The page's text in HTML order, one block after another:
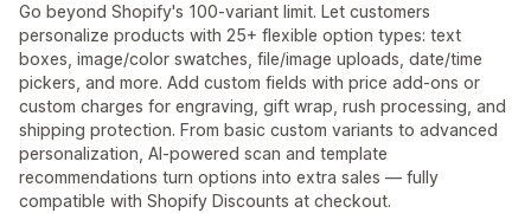
Go beyond Shopify's 100-variant limit. Let customers
personalize products with 25+ flexible option types: text
boxes, image/color swatches, file/image uploads, date/time
pickers, and more. Add custom fields with price add-ons or
custom charges for engraving, gift wrap, rush processing, and
shipping protection. From basic custom variants to advanced
personalization, AI-powered scan and template
recommendations turn options into extra sales — fully
compatible with Shopify Discounts at checkout.